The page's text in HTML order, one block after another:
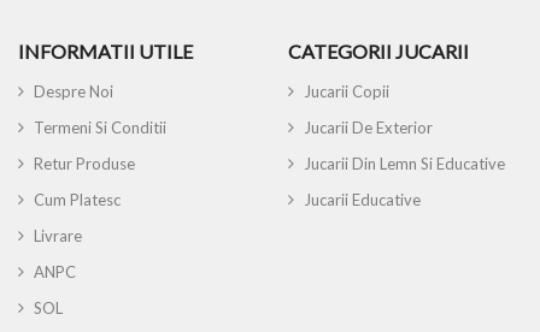
INFORMATII UTILE
Despre Noi
Termeni Si Conditii
Retur Produse
Cum Platesc
Livrare
ANPC
SOL
CATEGORII JUCARII
Jucarii Copii
Jucarii De Exterior
Jucarii Din Lemn Si Educative
Jucarii Educative